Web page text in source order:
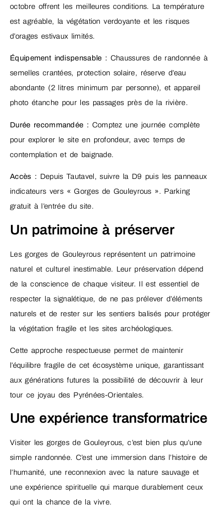
octobre offrent les meilleures conditions. La température
est agréable, la végétation verdoyante et les risques
d’orages estivaux limités.
Équipement indispensable : Chaussures de randonnée à
semelles crantées, protection solaire, réserve d’eau
abondante (2 litres minimum par personne), et appareil
photo étanche pour les passages près de la rivière.
Durée recommandée : Comptez une journée complète
pour explorer le site en profondeur, avec temps de
contemplation et de baignade.
Accès : Depuis Tautavel, suivre la D9 puis les panneaux
indicateurs vers « Gorges de Gouleyrous ». Parking
gratuit à l’entrée du site.
Un patrimoine à préserver
Les gorges de Gouleyrous représentent un patrimoine
naturel et culturel inestimable. Leur préservation dépend
de la conscience de chaque visiteur. Il est essentiel de
respecter la signalétique, de ne pas prélever d’éléments
naturels et de rester sur les sentiers balisés pour protéger
la végétation fragile et les sites archéologiques.
Cette approche respectueuse permet de maintenir
l’équilibre fragile de cet écosystème unique, garantissant
aux générations futures la possibilité de découvrir à leur
tour ce joyau des Pyrénées-Orientales.
Une expérience transformatrice
Visiter les gorges de Gouleyrous, c’est bien plus qu’une
simple randonnée. C’est une immersion dans l’histoire de
l’humanité, une reconnexion avec la nature sauvage et
une expérience spirituelle qui marque durablement ceux
qui ont la chance de la vivre.